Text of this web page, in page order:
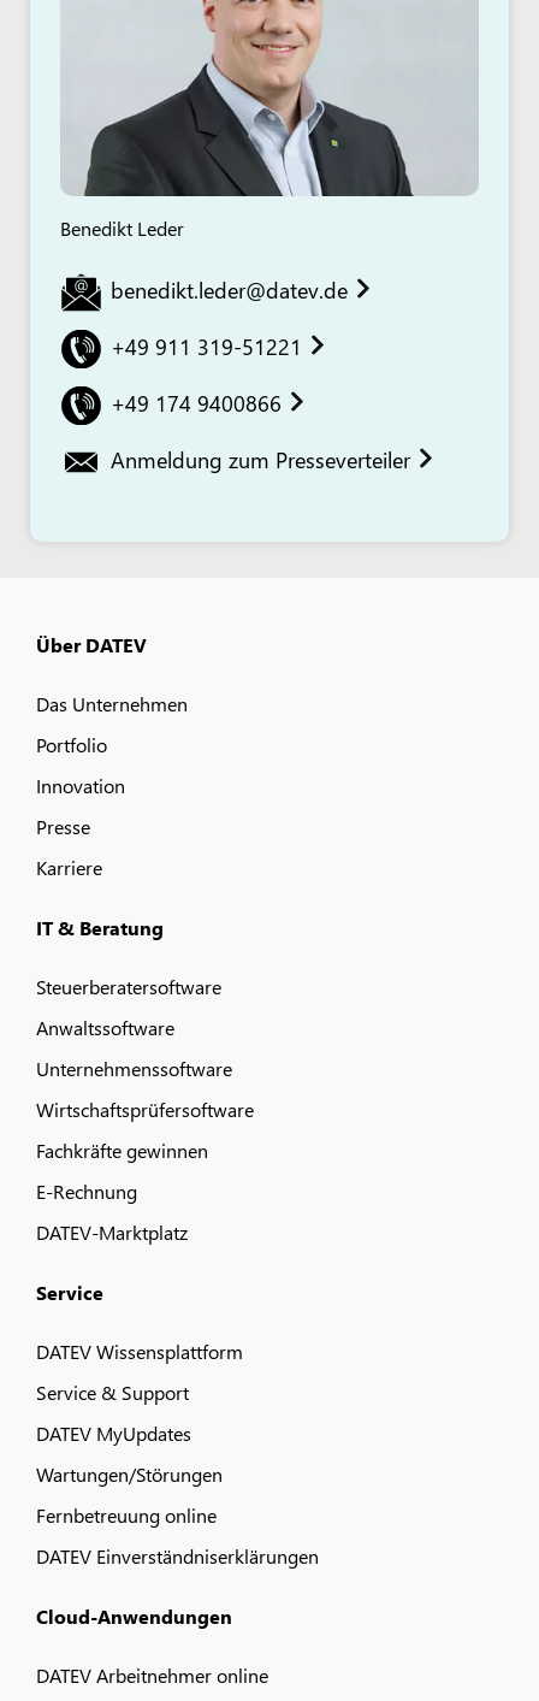
Benedikt Leder
benedikt.leder@datev.de
+49 911 319-51221
+49 174 9400866
Anmeldung zum Presseverteiler
Über DATEV
Das Unternehmen
Portfolio
Innovation
Presse
Karriere
IT & Beratung
Steuerberatersoftware
Anwaltssoftware
Unternehmenssoftware
Wirtschaftsprüfersoftware
Fachkräfte gewinnen
E-Rechnung
DATEV-Marktplatz
Service
DATEV Wissensplattform
Service & Support
DATEV MyUpdates
Wartungen/Störungen
Fernbetreuung online
DATEV Einverständniserklärungen
Cloud-Anwendungen
DATEV Arbeitnehmer online